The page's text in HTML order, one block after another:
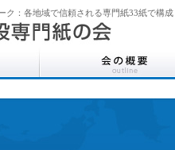
ク：各地域で信頼される専門紙33紙で構成